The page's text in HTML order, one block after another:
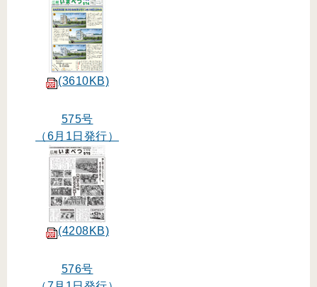
(3610KB)
575号
（6月1日発行）
(4208KB)
576号